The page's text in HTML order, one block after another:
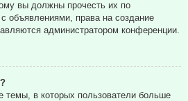
вы должны прочесть их по
объявлениями, права на создание
администратором конференции.
в которых пользователи больше